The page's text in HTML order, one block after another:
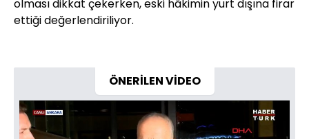
olması dikkat çekerken, eski hâkimin yurt dışına firar
ettiği değerlendiriliyor.
ÖNERİLEN VİDEO